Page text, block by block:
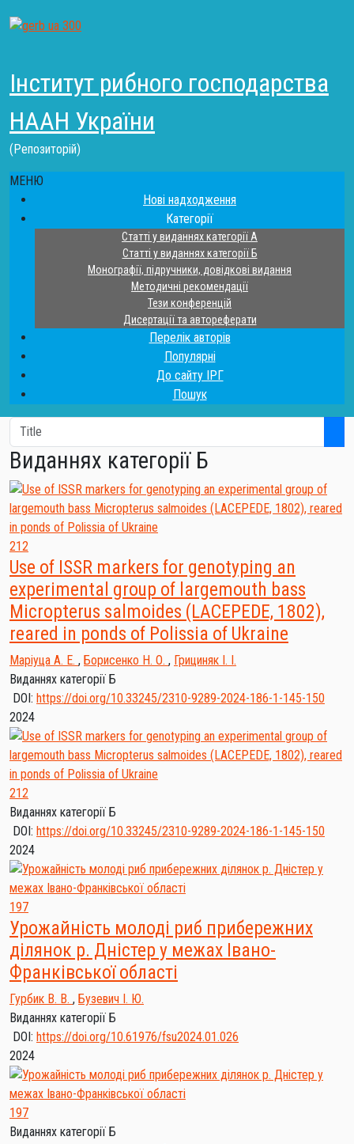
Інститут рибного господарства
НААН України
(Репозиторій)
МЕНЮ
Нові надходження
Категорії
Статті у виданнях категорії А
Статті у виданнях категорії Б
Монографії, підручники, довідкові видання
Методичні рекомендації
Тези конференцій
Дисертації та автореферати
Перелік авторів
Популярні
До сайту ІРГ
Пошук
Виданнях категорії Б
212
Use of ISSR markers for genotyping an
experimental group of largemouth bass
Micropterus salmoides (LACEPEDE, 1802),
reared in ponds of Polissia of Ukraine
Маріуца А. Е. , Борисенко Н. О. , Грициняк І. І.
Виданнях категорії Б
DOI: https://doi.org/10.33245/2310-9289-2024-186-1-145-150
2024
212
Виданнях категорії Б
DOI: https://doi.org/10.33245/2310-9289-2024-186-1-145-150
2024
197
Урожайність молоді риб прибережних
ділянок р. Дністер у межах Івано-
Франківської області
Гурбик В. В. , Бузевич І. Ю.
Виданнях категорії Б
DOI: https://doi.org/10.61976/fsu2024.01.026
2024
197
Виданнях категорії Б